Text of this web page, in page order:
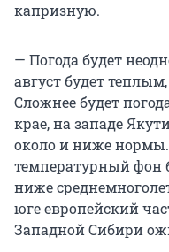
капризную.
— Погода будет
август будет
Сложнее будет
крае, на западе
около и ниже
температурный фон
ниже
юге европейский
Западной Сибири